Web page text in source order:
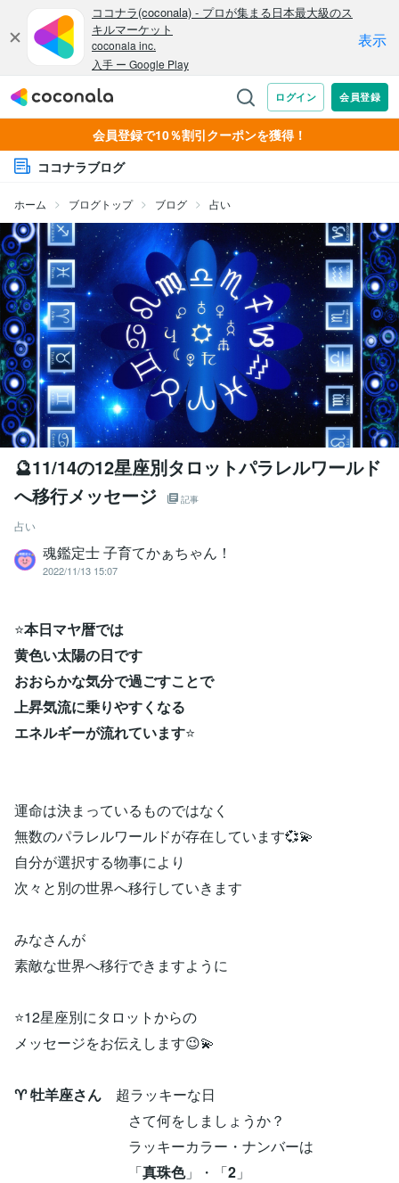
会員登録で10％割引クーポンを獲得！
ココナラブログ
ホーム ブログトップ ブログ 占い
🔮11/14の12星座別タロットパラレルワールド
へ移行メッセージ
記事
占い
魂鑑定士 子育てかぁちゃん！
2022/11/13 15:07
⭐本日マヤ暦では
黄色い太陽の日です
おおらかな気分で過ごすことで
上昇気流に乗りやすくなる
エネルギーが流れています⭐
運命は決まっているものではなく
無数のパラレルワールドが存在しています💞💫
自分が選択する物事により
次々と別の世界へ移行していきます
みなさんが
素敵な世界へ移行できますように
⭐12星座別にタロットからの
メッセージをお伝えします😉💫
♈ 牡羊座さん 超ラッキーな日
さて何をしましょうか？
ラッキーカラー・ナンバーは
「真珠色」・「2 」